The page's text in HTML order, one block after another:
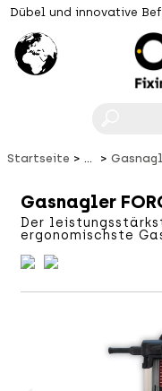
Dübel und innovative
Startseite ...
Gasnagler
Der
ergonomischste